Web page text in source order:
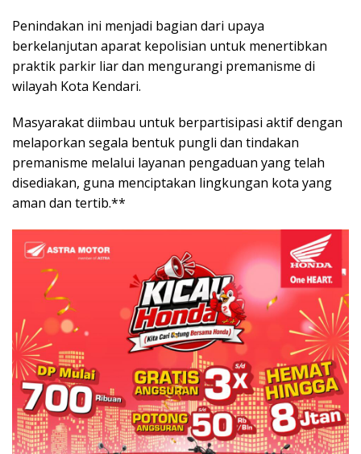
Penindakan ini menjadi bagian dari upaya
berkelanjutan aparat kepolisian untuk menertibkan
praktik parkir liar dan mengurangi premanisme di
wilayah Kota Kendari.
Masyarakat diimbau untuk berpartisipasi aktif dengan
melaporkan segala bentuk pungli dan tindakan
premanisme melalui layanan pengaduan yang telah
disediakan, guna menciptakan lingkungan kota yang
aman dan tertib.**